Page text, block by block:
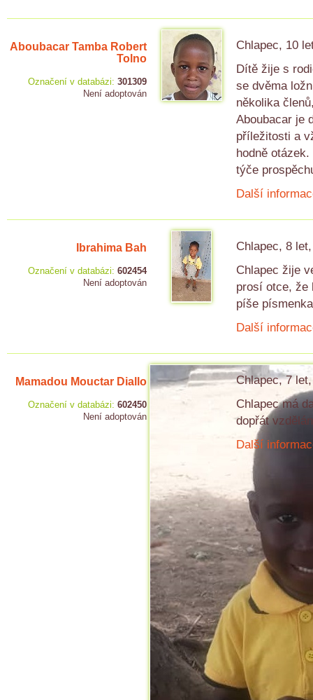
Aboubacar Tamba Robert
Tolno
Označení v databázi: 301309
Není adoptován
Chlapec, 10
Dítě žije s
se dvěma
několika
Aboubacar je
příležitosti a
hodně
týče
Další
Ibrahima Bah
Označení v databázi: 602454
Není adoptován
Chlapec, 8
Chlapec žije
prosí otce, že
píše
Další
Mamadou Mouctar Diallo
Označení v databázi: 602450
Není adoptován
Chlapec, 7
Chlapec má
dopřát
Další